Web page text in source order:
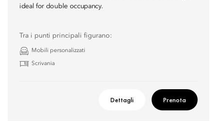
ideal for double occupancy.
Tra i punti principali figurano:
Mobili personalizzati
Scrivania
Dettagli Prenota